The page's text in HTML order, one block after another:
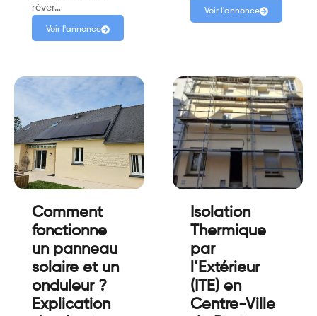
réver…
Voir l'annonce
Voir l'annonce
Comment
fonctionne
un panneau
solaire et un
onduleur ?
Explication
Isolation
Thermique
par
l’Extérieur
(ITE) en
Centre-Ville